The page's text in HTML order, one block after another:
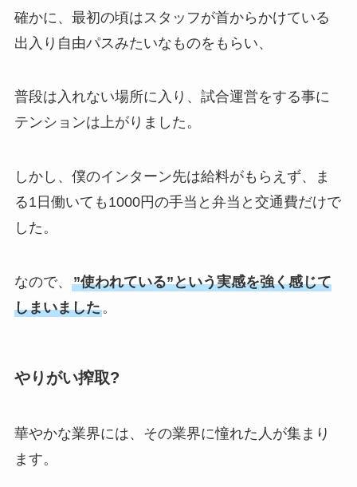
確かに、最初の頃はスタッフが首からかけている
出入り自由パスみたいなものをもらい、
普段は入れない場所に入り、試合運営をする事に
テンションは上がりました。
しかし、僕のインターン先は給料がもらえず、ま
る1日働いても1000円の手当と弁当と交通費だけで
した。
なので、 ”使われている”という実感を強く感じて
しまいました。
やりがい搾取?
華やかな業界には、その業界に憧れた人が集まり
ます。